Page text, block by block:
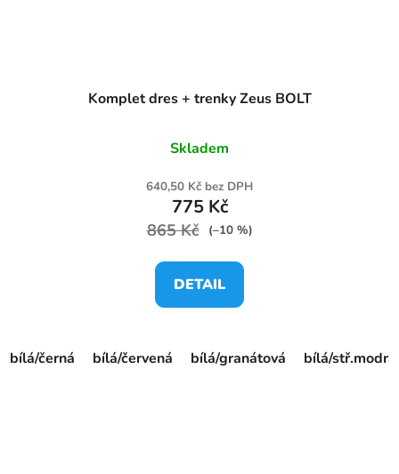
Komplet dres + trenky Zeus BOLT
Skladem
640,50 Kč bez DPH
775 Kč
865 Kč (–10 %)
DETAIL
bílá/černá bílá/červená bílá/granátová bílá/stř.modrá